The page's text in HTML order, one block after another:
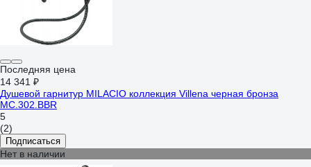
Последняя цена
14 341 ₽
Душевой гарнитур MILACIO коллекция Villena черная бронза
MC.302.BBR
5
(2)
Подписаться
Нет в наличии